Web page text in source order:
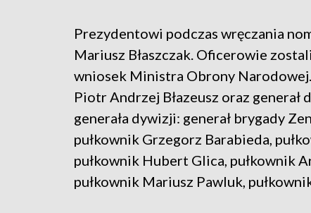
Prezydentowi podczas wręczania
Mariusz Błaszczak. Oficerowie
wniosek Ministra Obrony
Piotr Andrzej Błazeusz oraz
generała dywizji: generał brygady
pułkownik Grzegorz Barabieda,
pułkownik Hubert Glica, pułkownik
pułkownik Mariusz Pawluk,